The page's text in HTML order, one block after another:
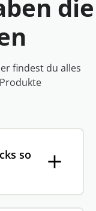
die
findest du alles
so